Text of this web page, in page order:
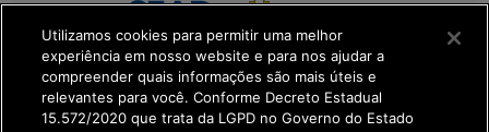
SETDIG | Secretaria-
Utilizamos cookies para permitir uma melhor
experiência em nosso website e para nos ajudar a
compreender quais informações são mais úteis e
relevantes para você. Conforme Decreto Estadual
15.572/2020 que trata da LGPD no Governo do Estado